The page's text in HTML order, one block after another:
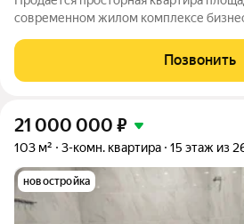
современном жилом комплексе
предлагает выгодную сделку в связи
Квартира представляет собой евро-
Позвонить
21 000 000 ₽
103 м² 3-комн. квартира 15 этаж из
новостройка